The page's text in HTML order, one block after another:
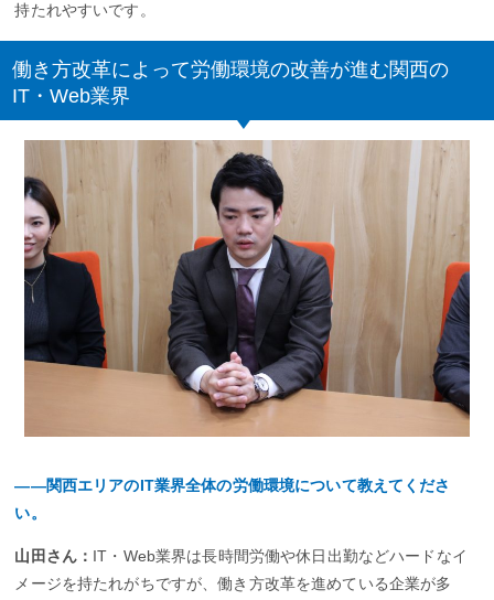
持たれやすいです。
働き方改革によって労働環境の改善が進む関西の
IT・Web業界
――関西エリアのIT業界全体の労働環境について教えてくださ
い。
山田さん： IT・Web業界は長時間労働や休日出勤などハードなイ
メージを持たれがちですが、働き方改革を進めている企業が多